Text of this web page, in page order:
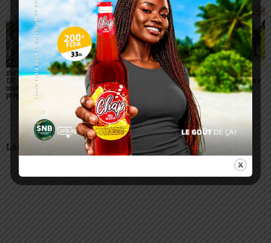
SOCIÉTÉ
SWEDD+ Togo / ECOLE
DE LA CHANCE : les
maitres-artisans se
préparent à transmettre
SOCIÉTÉ
Glory Night 2026: Sonnie
Badu fait chanter des
milliers de personnes à
Lomé
SOCIÉTÉ
Vogan : AGRI-ESPOIR
récompense les meilleurs
talents
LAISSER UN COMMENTAIRE